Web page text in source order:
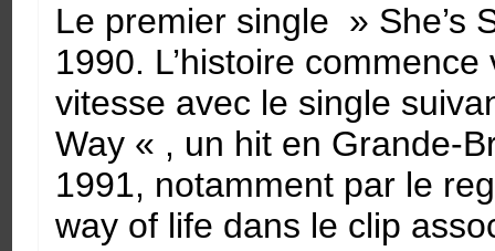
Le premier single » She’s
1990. L’histoire
vitesse avec le single
Way « , un hit en Grande-
1991, notamment par le
way of life dans le clip